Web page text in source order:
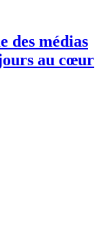
des médias
au cœur